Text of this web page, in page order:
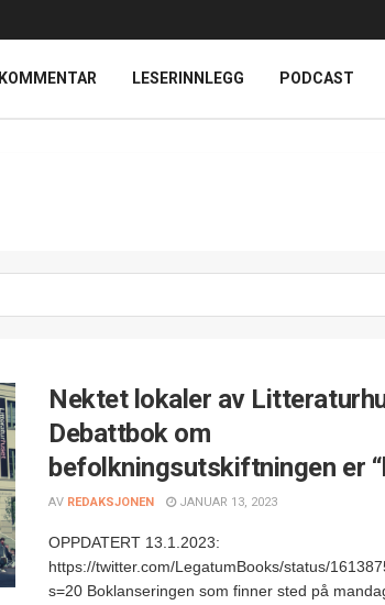
KOMMENTAR LESERINNLEGG PODCAST
Nektet lokaler av
Debattbok om
befolkningsutskiftningen er
AV REDAKSJONEN JANUAR 13, 2023
OPPDATERT 13.1.2023:
https://twitter.com/LegatumBooks/status/
s=20 Boklanseringen som finner sted på